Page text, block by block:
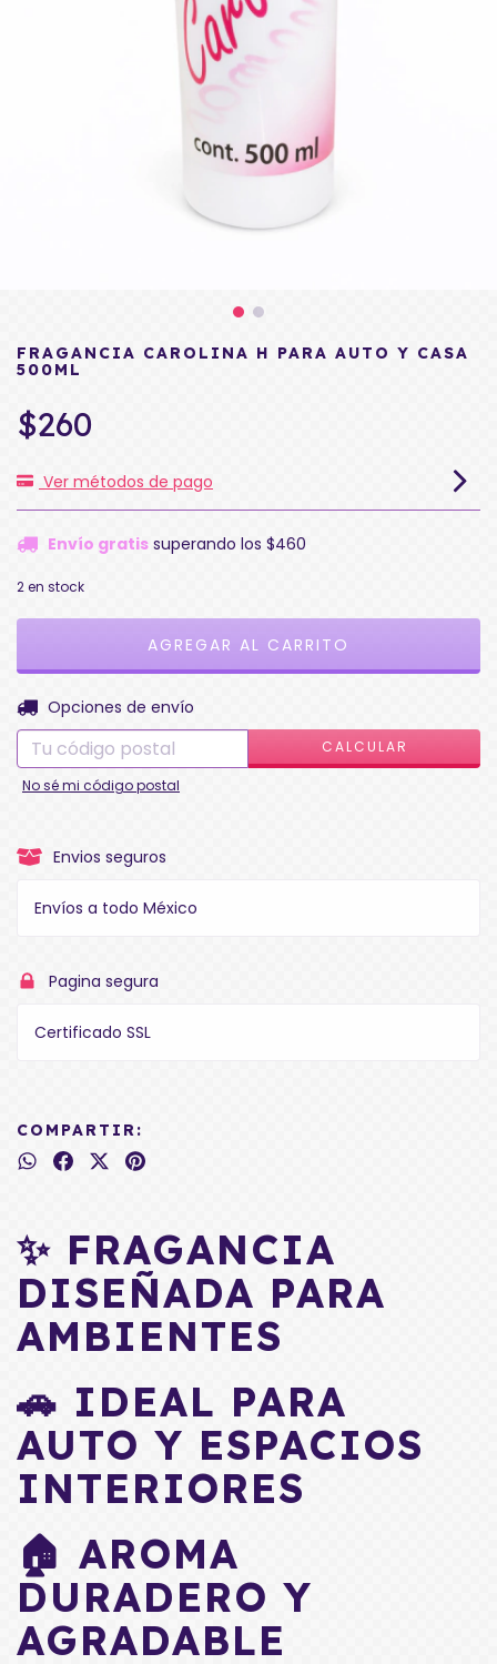
FRAGANCIA CAROLINA H PARA AUTO Y CASA
500ML
$260
Ver métodos de pago
Envío gratis superando los $460
2en stock
Entregas para el CP:
Opciones de envío
CALCULAR
No sé mi código postal
Envios seguros
Envíos a todo México
Pagina segura
Certificado SSL
COMPARTIR:
✨ FRAGANCIA
DISEÑADA PARA
AMBIENTES
🚗 IDEAL PARA
AUTO Y ESPACIOS
INTERIORES
🏠 AROMA
DURADERO Y
AGRADABLE